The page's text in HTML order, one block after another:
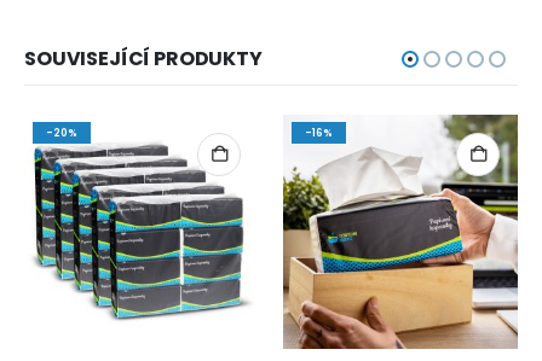
SOUVISEJÍCÍ PRODUKTY
-20% -16%